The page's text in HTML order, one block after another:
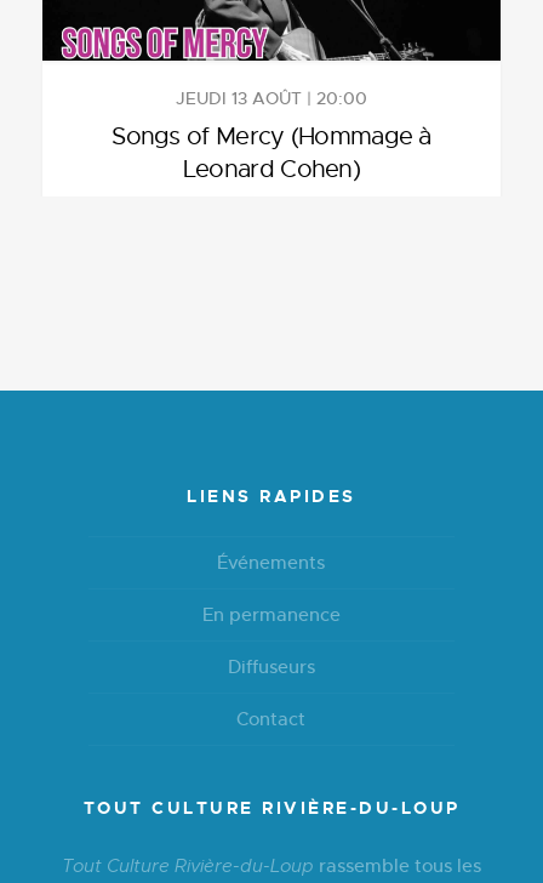
JEUDI 13 AOÛT | 20:00
Songs of Mercy (Hommage à
Leonard Cohen)
LIENS RAPIDES
Événements
En permanence
Diffuseurs
Contact
TOUT CULTURE RIVIÈRE-DU-LOUP
Tout Culture Rivière-du-Loup rassemble tous les